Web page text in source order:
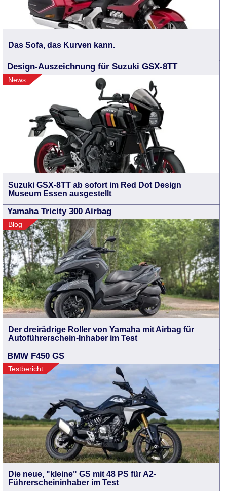
Das Sofa, das Kurven kann.
Design-Auszeichnung für Suzuki GSX-8TT
News
Suzuki GSX-8TT ab sofort im Red Dot Design
Museum Essen ausgestellt
Yamaha Tricity 300 Airbag
Blog
Der dreirädrige Roller von Yamaha mit Airbag für
Autoführerschein-Inhaber im Test
BMW F450 GS
Testbericht
Die neue, "kleine" GS mit 48 PS für A2-
Führerscheininhaber im Test